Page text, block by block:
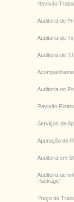
Revisão
Auditoria de
Auditoria de
Auditoria de T.I.
Auditoria no
Revisão
Serviços de
Apuração de
Auditoria em
Auditoria de
Package”
Preço de